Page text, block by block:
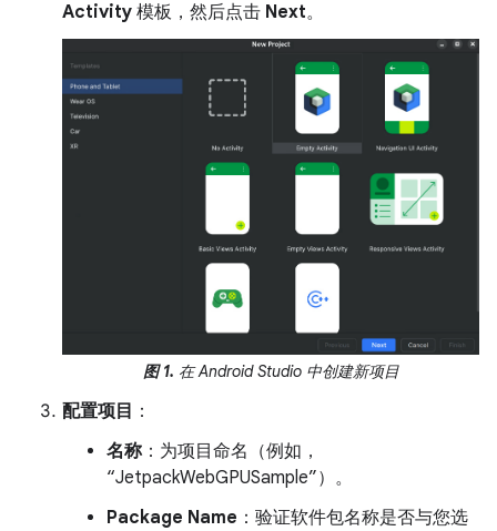
Activity 模板，然后点击 Next。
图 1. 在 Android Studio 中创建新项目
配置项目 ：
名称：为项目命名（例如，
“JetpackWebGPUSample”）。
Package Name ：验证软件包名称是否与您选